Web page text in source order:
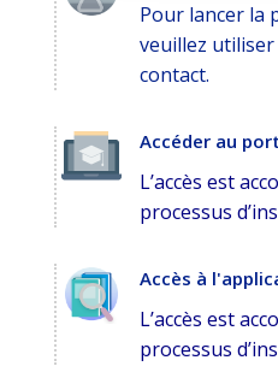
Pour lancer la
veuillez
contact.
Accéder au
L’accès est
processus
Accès à
L’accès est
processus